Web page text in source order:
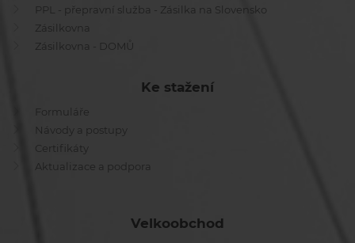
PPL - přepravní služba - Zásilka na Slovensko
Zásilkovna
Zásilkovna - DOMŮ
Ke stažení
Formuláře
Návody a postupy
Certifikáty
Aktualizace a podpora
Velkoobchod